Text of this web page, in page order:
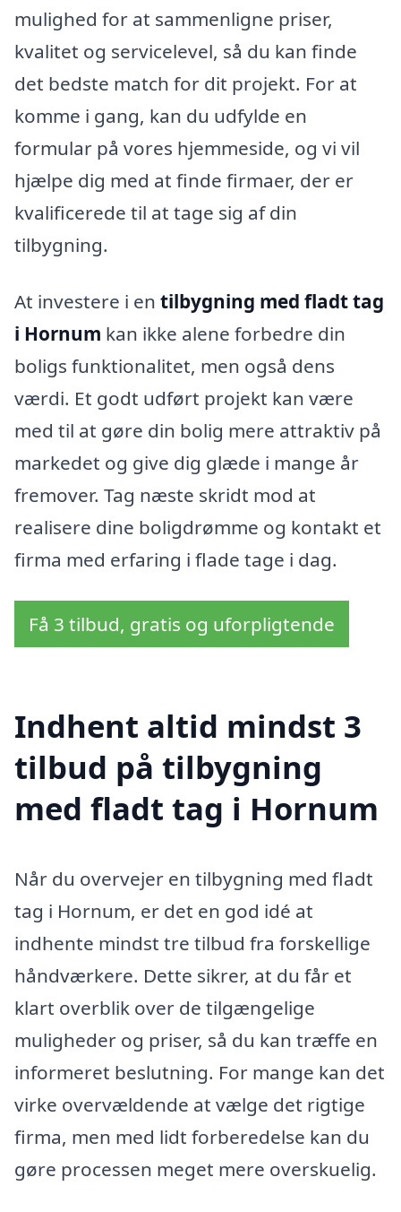
mulighed for at sammenligne priser,
kvalitet og servicelevel, så du kan finde
det bedste match for dit projekt. For at
komme i gang, kan du udfylde en
formular på vores hjemmeside, og vi vil
hjælpe dig med at finde firmaer, der er
kvalificerede til at tage sig af din
tilbygning.
At investere i en tilbygning med fladt tag
i Hornum kan ikke alene forbedre din
boligs funktionalitet, men også dens
værdi. Et godt udført projekt kan være
med til at gøre din bolig mere attraktiv på
markedet og give dig glæde i mange år
fremover. Tag næste skridt mod at
realisere dine boligdrømme og kontakt et
firma med erfaring i flade tage i dag.
Få 3 tilbud, gratis og uforpligtende
Indhent altid mindst 3
tilbud på tilbygning
med fladt tag i Hornum
Når du overvejer en tilbygning med fladt
tag i Hornum, er det en god idé at
indhente mindst tre tilbud fra forskellige
håndværkere. Dette sikrer, at du får et
klart overblik over de tilgængelige
muligheder og priser, så du kan træffe en
informeret beslutning. For mange kan det
virke overvældende at vælge det rigtige
firma, men med lidt forberedelse kan du
gøre processen meget mere overskuelig.